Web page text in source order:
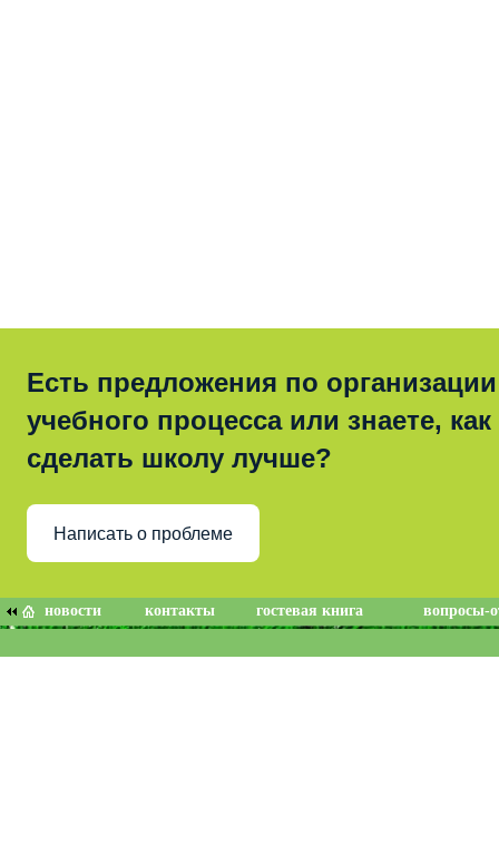
Есть предложения по организации
учебного процесса или знаете, как
сделать школу лучше?
Написать о проблеме
новости контакты гостевая книга вопросы-